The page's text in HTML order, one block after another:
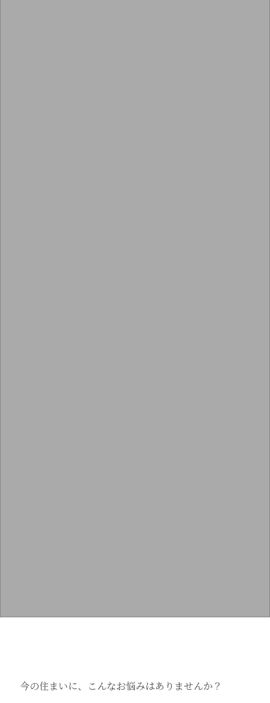
今の住まいに、こんなお悩みはありませんか？